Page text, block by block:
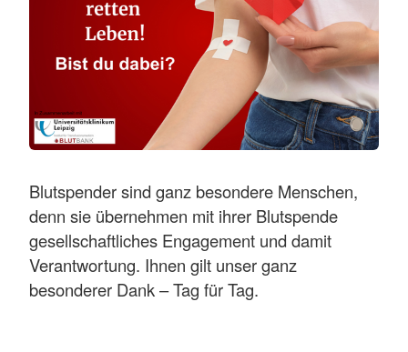
Blutspender sind ganz besondere Menschen,
denn sie übernehmen mit ihrer Blutspende
gesellschaftliches Engagement und damit
Verantwortung. Ihnen gilt unser ganz
besonderer Dank – Tag für Tag.